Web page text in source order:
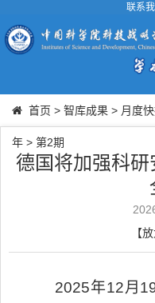
联系我
首页 > 智库成果 > 月度
年 > 第2期
德国将加强科
【
2025年12月